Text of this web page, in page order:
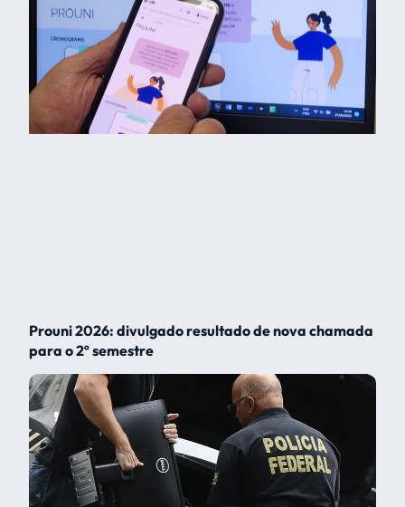
Prouni 2026: divulgado resultado de nova chamada
para o 2º semestre